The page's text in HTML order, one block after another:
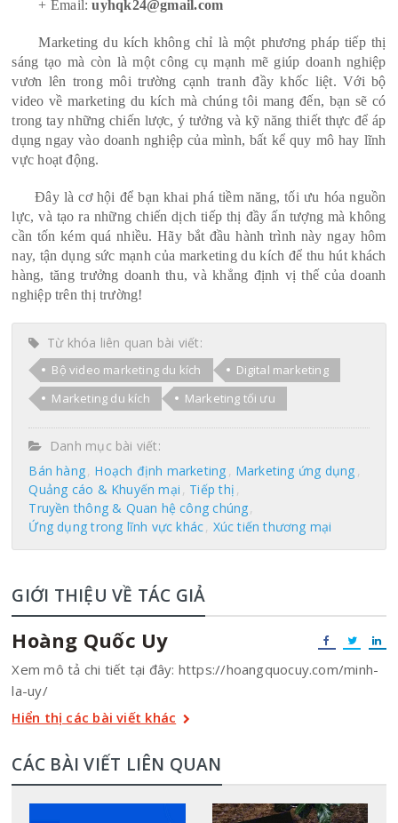
+ Email:uyhqk24@gmail.com
Marketing du kích không chỉ là một phương pháp tiếp thị
sáng tạo mà còn là một công cụ mạnh mẽ giúp doanh nghiệp
vươn lên trong môi trường cạnh tranh đầy khốc liệt. Với bộ
video về marketing du kích mà chúng tôi mang đến, bạn sẽ có
trong tay những chiến lược, ý tưởng và kỹ năng thiết thực để áp
dụng ngay vào doanh nghiệp của mình, bất kể quy mô hay lĩnh
vực hoạt động.
Đây là cơ hội để bạn khai phá tiềm năng, tối ưu hóa nguồn
lực, và tạo ra những chiến dịch tiếp thị đầy ấn tượng mà không
cần tốn kém quá nhiều. Hãy bắt đầu hành trình này ngay hôm
nay, tận dụng sức mạnh của marketing du kích để thu hút khách
hàng, tăng trưởng doanh thu, và khẳng định vị thế của doanh
nghiệp trên thị trường!
Từ khóa liên quan bài viết:
Bộ video marketing du kích
Digital marketing
Marketing du kích
Marketing tối ưu
Danh mục bài viết:
Bán hàng Hoạch định marketing
Marketing ứng dụng
Quảng cáo & Khuyến mại
Tiếp thị
Truyền thông & Quan hệ công chúng
Ứng dụng trong lĩnh vực khác Xúc tiến thương mại
GIỚI THIỆU VỀ TÁC GIẢ
Hoàng Quốc Uy
Xem mô tả chi tiết tại đây: https://hoangquocuy.com/minh-
la-uy/
Hiển thị các bài viết khác
CÁC BÀI VIẾT LIÊN QUAN